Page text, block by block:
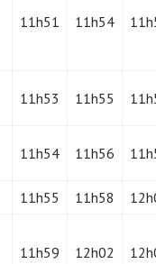
11h51 11h54
11h53 11h55
11h54 11h56
11h55 11h58
11h59 12h02